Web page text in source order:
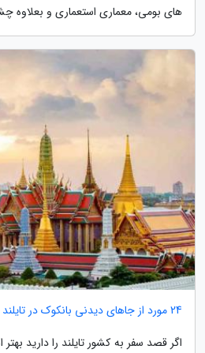
های بومی، معماری استعماری و بعلاوه
24 مورد از جاهای دیدنی بانکوک در تایلند که باید بروید
اگر قصد سفر به کشور تایلند را دارید